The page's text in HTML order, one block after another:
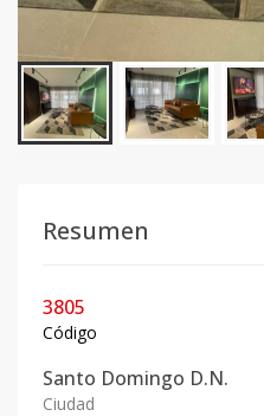
Resumen
3805
Código
Santo Domingo D.N.
Ciudad